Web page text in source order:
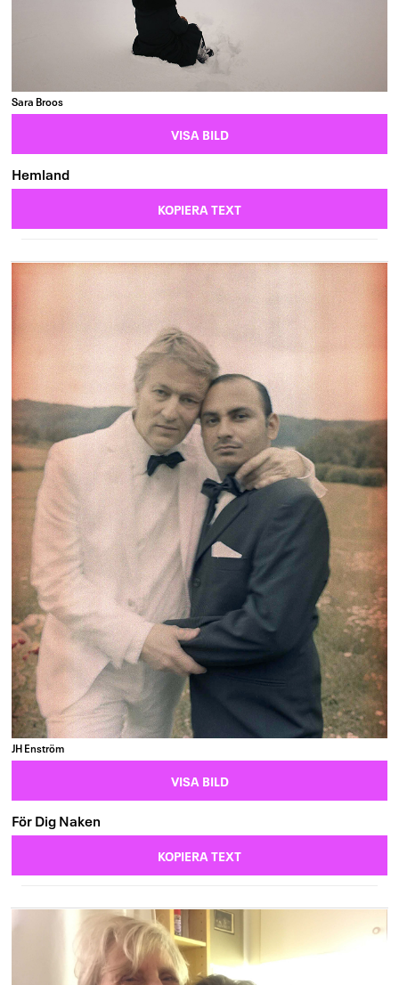
Sara Broos
VISA BILD
Hemland
KOPIERA TEXT
JH Enström
VISA BILD
För Dig Naken
KOPIERA TEXT